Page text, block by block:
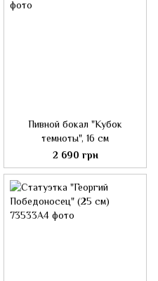
Пивной бокал "Кубок
темноты", 16 см
2 690 грн